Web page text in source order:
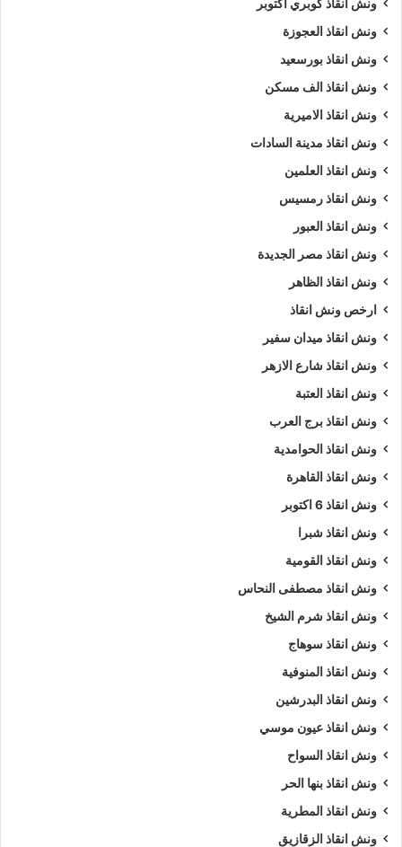
ونش انقاذ كوبري اكتوبر
ونش انقاذ العجوزة
ونش انقاذ بورسعيد
ونش انقاذ الف مسكن
ونش انقاذ الاميرية
ونش انقاذ مدينة السادات
ونش انقاذ العلمين
ونش انقاذ رمسيس
ونش انقاذ العبور
ونش انقاذ مصر الجديدة
ونش انقاذ الظاهر
ارخص ونش انقاذ
ونش انقاذ ميدان سفير
ونش انقاذ شارع الازهر
ونش انقاذ العتبة
ونش انقاذ برج العرب
ونش انقاذ الحوامدية
ونش انقاذ القاهرة
ونش انقاذ 6 اكتوبر
ونش انقاذ شبرا
ونش انقاذ القومية
ونش انقاذ مصطفى النحاس
ونش انقاذ شرم الشيخ
ونش انقاذ سوهاج
ونش انقاذ المنوفية
ونش انقاذ البدرشين
ونش انقاذ عيون موسي
ونش انقاذ السواح
ونش انقاذ بنها الحر
ونش انقاذ المطرية
ونش انقاذ الزقازيق